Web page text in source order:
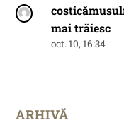
mai trăiesc
oct. 10, 16:34
ARHIVĂ